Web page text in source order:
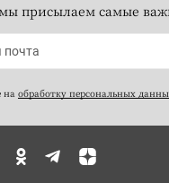
присылаем самые
на обработку персональных